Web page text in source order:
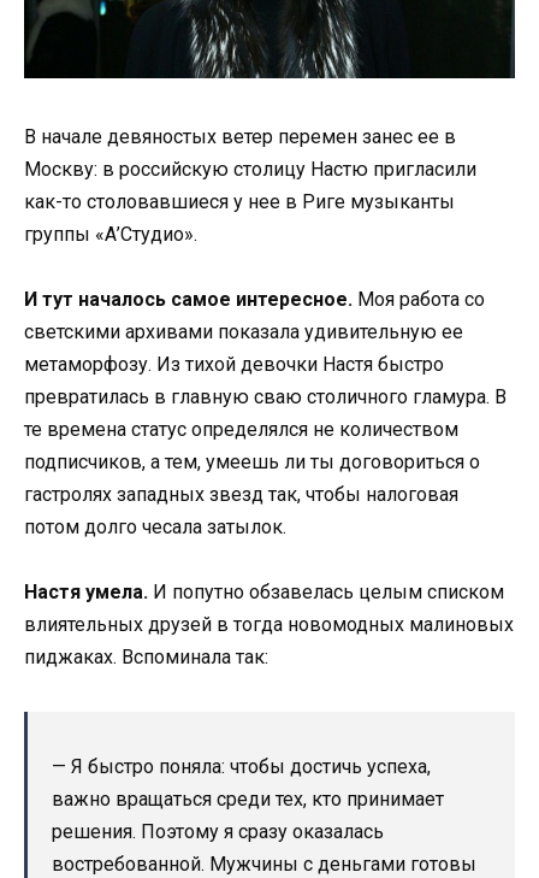
В начале девяностых ветер перемен занес ее в
Москву: в российскую столицу Настю пригласили
как-то столовавшиеся у нее в Риге музыканты
группы «А’Студио».
И тут началось самое интересное. Моя работа со
светскими архивами показала удивительную ее
метаморфозу. Из тихой девочки Настя быстро
превратилась в главную сваю столичного гламура. В
те времена статус определялся не количеством
подписчиков, а тем, умеешь ли ты договориться о
гастролях западных звезд так, чтобы налоговая
потом долго чесала затылок.
Настя умела. И попутно обзавелась целым списком
влиятельных друзей в тогда новомодных малиновых
пиджаках. Вспоминала так:
— Я быстро поняла: чтобы достичь успеха,
важно вращаться среди тех, кто принимает
решения. Поэтому я сразу оказалась
востребованной. Мужчины с деньгами готовы